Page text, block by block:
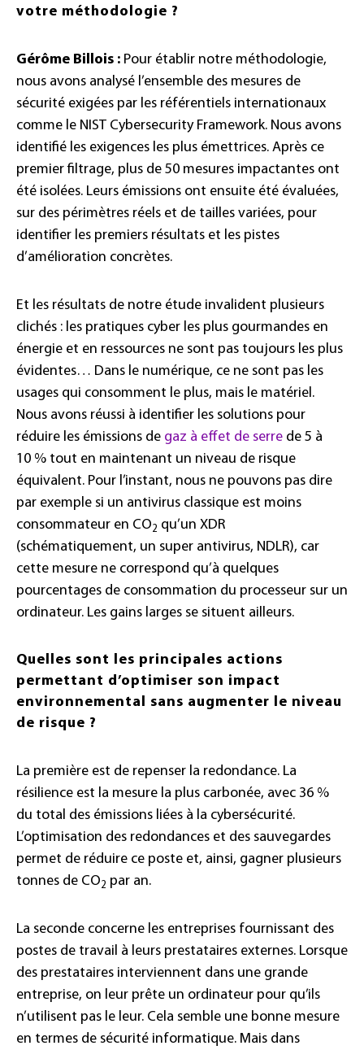
votre méthodologie ?
Gérôme Billois : Pour établir notre méthodologie,
nous avons analysé l’ensemble des mesures de
sécurité exigées par les référentiels internationaux
comme le NIST Cybersecurity Framework. Nous avons
identifié les exigences les plus émettrices. Après ce
premier filtrage, plus de 50 mesures impactantes ont
été isolées. Leurs émissions ont ensuite été évaluées,
sur des périmètres réels et de tailles variées, pour
identifier les premiers résultats et les pistes
d’amélioration concrètes.
Et les résultats de notre étude invalident plusieurs
clichés : les pratiques cyber les plus gourmandes en
énergie et en ressources ne sont pas toujours les plus
évidentes… Dans le numérique, ce ne sont pas les
usages qui consomment le plus, mais le matériel.
Nous avons réussi à identifier les solutions pour
réduire les émissions de gaz à effet de serre de 5 à
10 % tout en maintenant un niveau de risque
équivalent. Pour l’instant, nous ne pouvons pas dire
par exemple si un antivirus classique est moins
consommateur en CO2 qu’un XDR
(schématiquement, un super antivirus, NDLR), car
cette mesure ne correspond qu’à quelques
pourcentages de consommation du processeur sur un
ordinateur. Les gains larges se situent ailleurs.
Quelles sont les principales actions
permettant d’optimiser son impact
environnemental sans augmenter le niveau
de risque ?
La première est de repenser la redondance. La
résilience est la mesure la plus carbonée, avec 36 %
du total des émissions liées à la cybersécurité.
L’optimisation des redondances et des sauvegardes
permet de réduire ce poste et, ainsi, gagner plusieurs
tonnes de CO2 par an.
La seconde concerne les entreprises fournissant des
postes de travail à leurs prestataires externes. Lorsque
des prestataires interviennent dans une grande
entreprise, on leur prête un ordinateur pour qu’ils
n’utilisent pas le leur. Cela semble une bonne mesure
en termes de sécurité informatique. Mais dans